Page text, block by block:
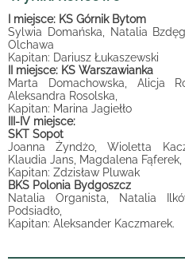
I miejsce: KS Górnik Bytom
Sylwia Domańska, Natalia
Olchawa
Kapitan: Dariusz Łukaszewski
II miejsce: KS Warszawianka
Marta Domachowska, Alicja
Aleksandra Rosolska,
Kapitan: Marina Jagiełło
III-IV miejsce:
SKT Sopot
Joanna Żyndżo, Wioletta
Klaudia Jans, Magdalena Fąferek,
Kapitan: Zdzisław Pluwak
BKS Polonia Bydgoszcz
Natalia Organista, Natalia
Podsiadło,
Kapitan: Aleksander Kaczmarek.